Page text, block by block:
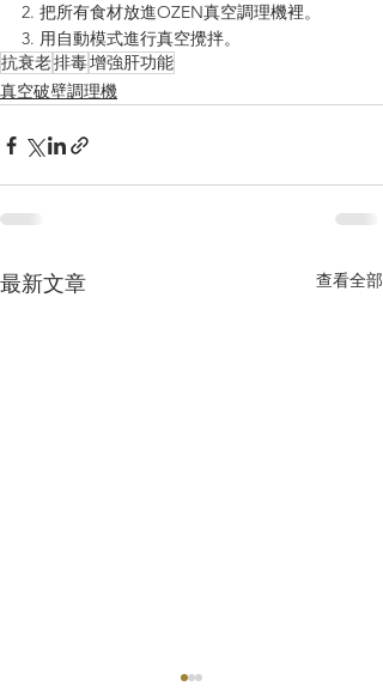
2. 把所有食材放進OZEN真空調理機裡。
3. 用自動模式進行真空攪拌。
抗衰老排毒增強肝功能
真空破壁調理機
最新文章 查看全部